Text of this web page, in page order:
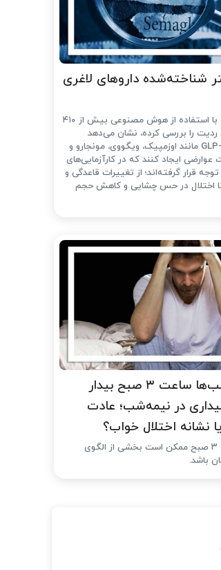
شناخته‌شده داروهای لاغری
مطالعه‌ای تازه که با استفاده از هوش مصنوعی بیش از ۴۱۰
ردیت را بررسی کرده، نشان می‌دهد
داروهای خانواده GLP-1 مانند اوزمپیک، ویگووی، مونجارو و
ایجاد کنند که در کارآزمایی‌های
قرار گرفته‌اند؛ از تغییرات قاعدگی و
اختلال در حس چشایی و کاهش حجم
چرا بعضی شب‌ها ساعت ۳ صبح بیدار
در نیمه‌شب؛ عادت
نشانه اختلال خواب؟
بیدار شدن ساعت ۳ صبح ممکن است بخشی از الگوی
باشد.